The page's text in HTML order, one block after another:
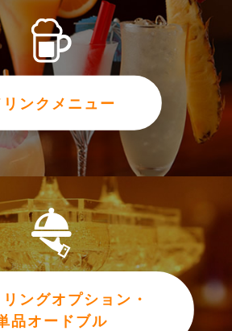
リンクメニュー
ングオプション・
品オードブル